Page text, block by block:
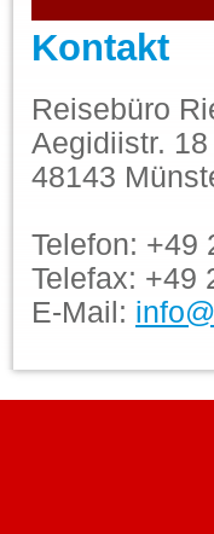
Kontakt
Reisebüro
Aegidiistr. 18
48143
Telefon: +49
Telefax: +49
E-Mail: